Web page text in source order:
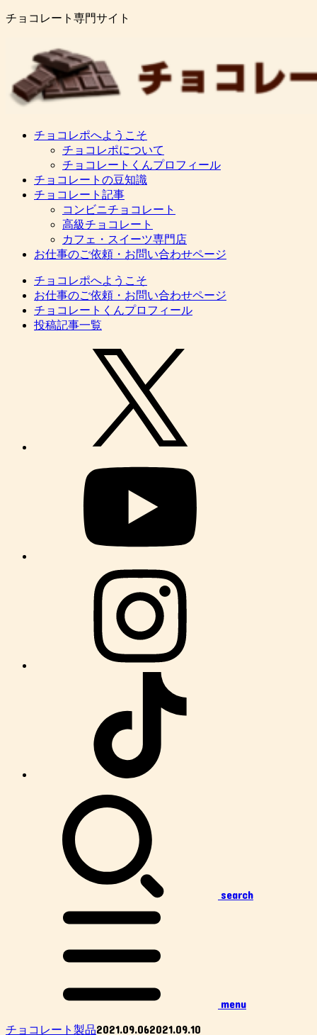
チョコレート専門サイト
チョコレポへようこそ
チョコレポについて
チョコレートくんプロフィール
チョコレートの豆知識
チョコレート記事
コンビニチョコレート
高級チョコレート
カフェ・スイーツ専門店
お仕事のご依頼・お問い合わせページ
チョコレポへようこそ
お仕事のご依頼・お問い合わせページ
チョコレートくんプロフィール
投稿記事一覧
search
menu
チョコレート製品2021.09.062021.09.10